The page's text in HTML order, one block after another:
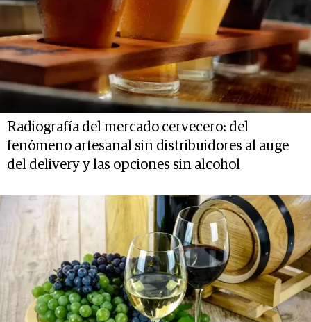
Radiografía del mercado cervecero: del
fenómeno artesanal sin distribuidores al auge
del delivery y las opciones sin alcohol